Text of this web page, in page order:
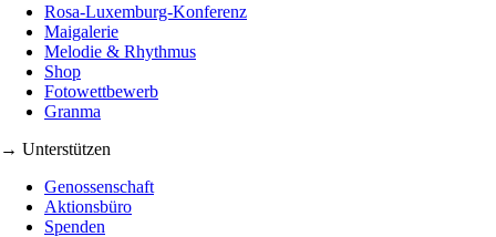
Rosa-Luxemburg-Konferenz
Maigalerie
Melodie & Rhythmus
Shop
Fotowettbewerb
Granma
→ Unterstützen
Genossenschaft
Aktionsbüro
Spenden